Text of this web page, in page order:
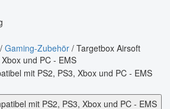
/ Gaming-Zubehör / Targetbox Airsoft
und PC - EMS